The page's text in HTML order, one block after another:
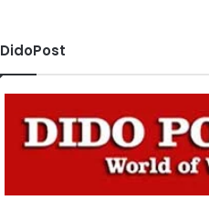
DidoPost